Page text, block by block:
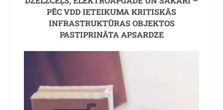
PĒC VDD IETEIKUMA KRITISKĀS
INFRASTRUKTŪRAS OBJEKTOS
PASTIPRINĀTA APSARDZE